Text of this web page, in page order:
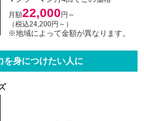
月額22,000 円～
（税込24,200円～）
※地域によって金額が異なります。
を身につけたい人に